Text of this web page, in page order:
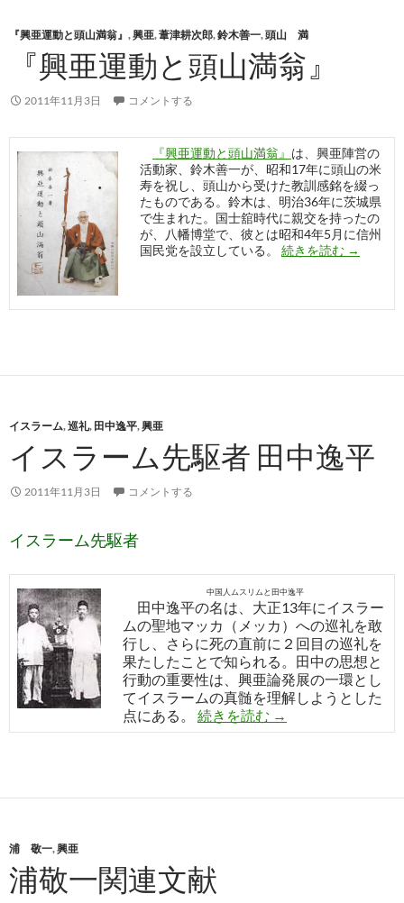
『興亜運動と頭山満翁』 ,興亜,葦津耕次郎,鈴木善一,頭山 満
『興亜運動と頭山満翁』
2011年11月3日 コメントする
『興亜運動と頭山満翁』 は、興亜陣営の
活動家、鈴木善一が、昭和17年に頭山の米
寿を祝し、頭山から受けた教訓感銘を綴っ
たものである。鈴木は、明治36年に茨城県
で生まれた。国士舘時代に親交を持ったの
が、八幡博堂で、彼とは昭和4年5月に信州
国民党を設立している。 続きを読む 『興亜運
→
イスラーム,巡礼, 田中逸平,興亜
イスラーム先駆者 田中逸平
2011年11月3日 コメントする
イスラーム先駆者
中国人ムスリムと田中逸平
田中逸平の名は、大正13年にイスラー
ムの聖地マッカ（メッカ）への巡礼を敢
行し、さらに死の直前に２回目の巡礼を
果たしたことで知られる。田中の思想と
行動の重要性は、興亜論発展の一環とし
てイスラームの真髄を理解しようとした
点にある。 続きを読む イスラーム先駆者
→
浦 敬一,興亜
浦敬一関連文献